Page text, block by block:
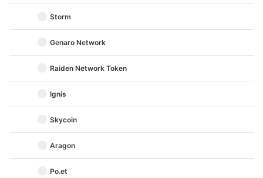
Storm
Genaro Network
Raiden Network Token
Ignis
Skycoin
Aragon
Po.et